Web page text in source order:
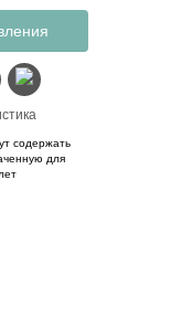
содержать
для